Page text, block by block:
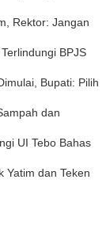
Rektor: Jangan
BPJS
Bupati: Pilih
dan
UI Tebo Bahas
Yatim dan Teken